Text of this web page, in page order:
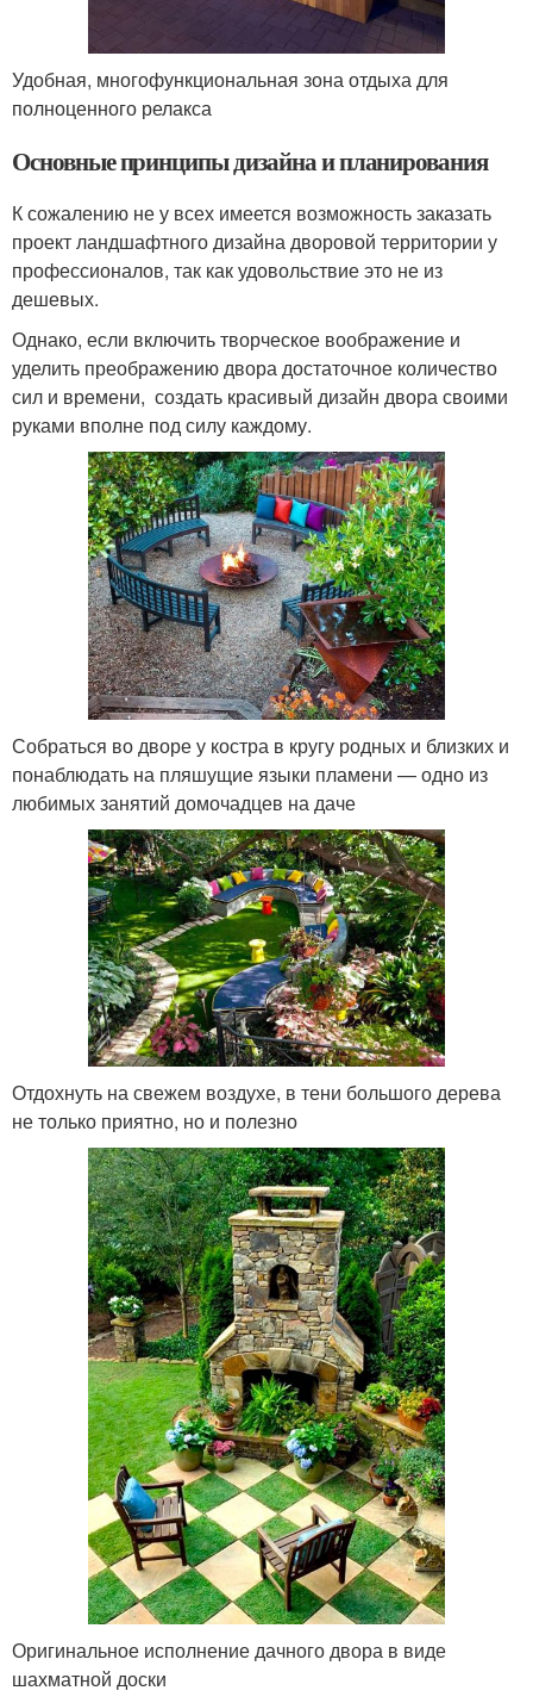
Удобная, многофункциональная зона отдыха для
полноценного релакса
Основные принципы дизайна и планирования
К сожалению не у всех имеется возможность заказать
проект ландшафтного дизайна дворовой территории у
профессионалов, так как удовольствие это не из
дешевых.
Однако, если включить творческое воображение и
уделить преображению двора достаточное количество
сил и времени, создать красивый дизайн двора своими
руками вполне под силу каждому.
Собраться во дворе у костра в кругу родных и близких и
понаблюдать на пляшущие языки пламени — одно из
любимых занятий домочадцев на даче
Отдохнуть на свежем воздухе, в тени большого дерева
не только приятно, но и полезно
Оригинальное исполнение дачного двора в виде
шахматной доски